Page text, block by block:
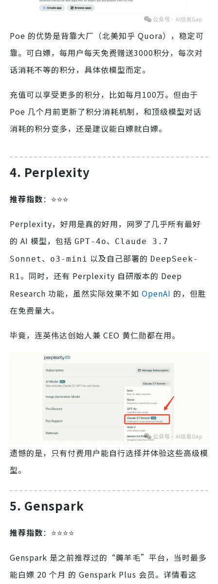
Poe 的优势是背靠大厂（北美知乎 Quora），稳定可
靠。可白嫖，每用户每天免费赠送3000积分，每次对
话消耗不等的积分，具体依模型而定。
充值可以享受更多的积分，比如每月100万。但由于
Poe 几个月前更新了积分消耗机制，和顶级模型对话
消耗的积分变多，还是建议能白嫖就白嫖。
4. Perplexity
推荐指数：⭐️⭐️⭐️
Perplexity，好用是真的好用，网罗了几乎所有最好
的 AI 模型，包括 GPT-4o、
Claude 3.7
Sonnet 、 o3-mini 以及自己部署的 DeepSeek-
R1。同时，还有 Perplexity 自研版本的 Deep
Research 功能，虽然实际效果不如 OpenAI 的，但胜
在免费量大。
毕竟，连英伟达创始人兼 CEO 黄仁勋都在用。
遗憾的是，只有付费用户能自行选择并体验这些高级模
型。
5. Genspark
推荐指数：⭐️⭐️⭐️⭐️
Genspark 是之前推荐过的“薅羊毛”平台，当时最多
能白嫖 20 个月 的 Genspark Plus 会员。详情看这